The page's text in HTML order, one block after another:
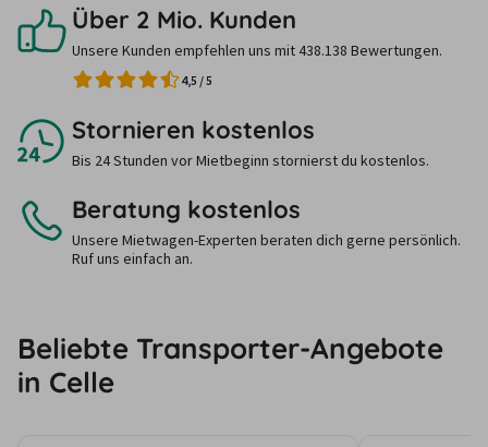
Über 2 Mio. Kunden
Unsere Kunden empfehlen uns mit 438.138 Bewertungen.
4,5 /5
Stornieren kostenlos
Bis 24 Stunden vor Mietbeginn stornierst du kostenlos.
Beratung kostenlos
Unsere Mietwagen-Experten beraten dich gerne persönlich.
Ruf uns einfach an.
Beliebte Transporter-Angebote
in Celle